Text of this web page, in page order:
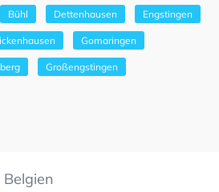
Bühl Dettenhausen Engstingen
Gomaringen
Großengstingen